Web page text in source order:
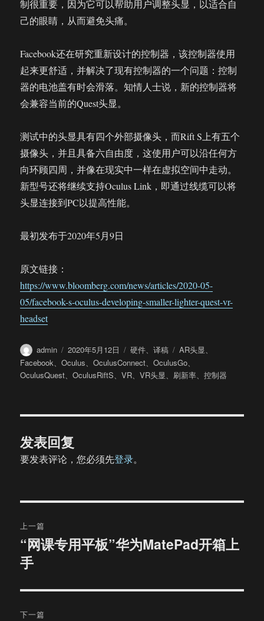
制很重要，因为它可以帮助用户调整头显，以适合自
己的眼睛，从而避免头痛。
Facebook还在研究重新设计的控制器，该控制器使用
起来更舒适，并解决了现有控制器的一个问题：控制
器的电池盖有时会滑落。知情人士说，新的控制器将
会兼容当前的Quest头显。
测试中的头显具有四个外部摄像头，而Rift S上有五个
摄像头，并且具备六自由度，这使用户可以沿任何方
向环顾四周，并像在现实中一样在虚拟空间中走动。
新型号还将继续支持Oculus Link，即通过线缆可以将
头显连接到PC以提高性能。
最初发布于2020年5月9日
原文链接：
https://www.bloomberg.com/news/articles/2020-05-
05/facebook-s-oculus-developing-smaller-lighter-quest-vr-
headset
作
者
admin
发
布
于
2020年5月12日
分
类
硬件、译稿
标
签
AR头显、
Facebook、Oculus、OculusConnect、OculusGo、
OculusQuest、OculusRiftS、VR、VR头显、 刷新率、控制器
发表回复
要发表评论，您必须先登录。
章
导
航
上一篇
上
篇
章：
“网课专用平板”华为MatePad开箱上
手
下一篇